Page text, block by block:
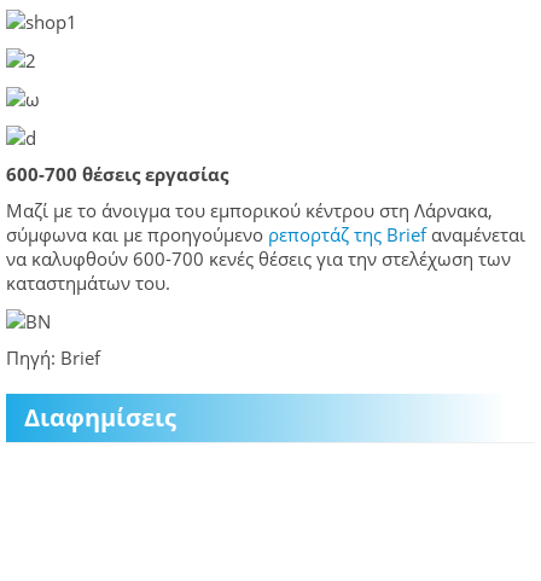
600-700 θέσεις εργασίας
Μαζί με το άνοιγμα του εμπορικού κέντρου στη Λάρνακα,
σύμφωνα και με προηγούμενο ρεπορτάζ της Briefαναμένεται
να καλυφθούν 600-700 κενές θέσεις για την στελέχωση των
καταστημάτων του.
Πηγή: Brief
Διαφημίσεις